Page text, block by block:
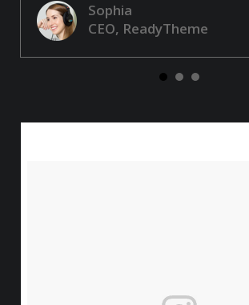
Sophia
CEO, ReadyTheme